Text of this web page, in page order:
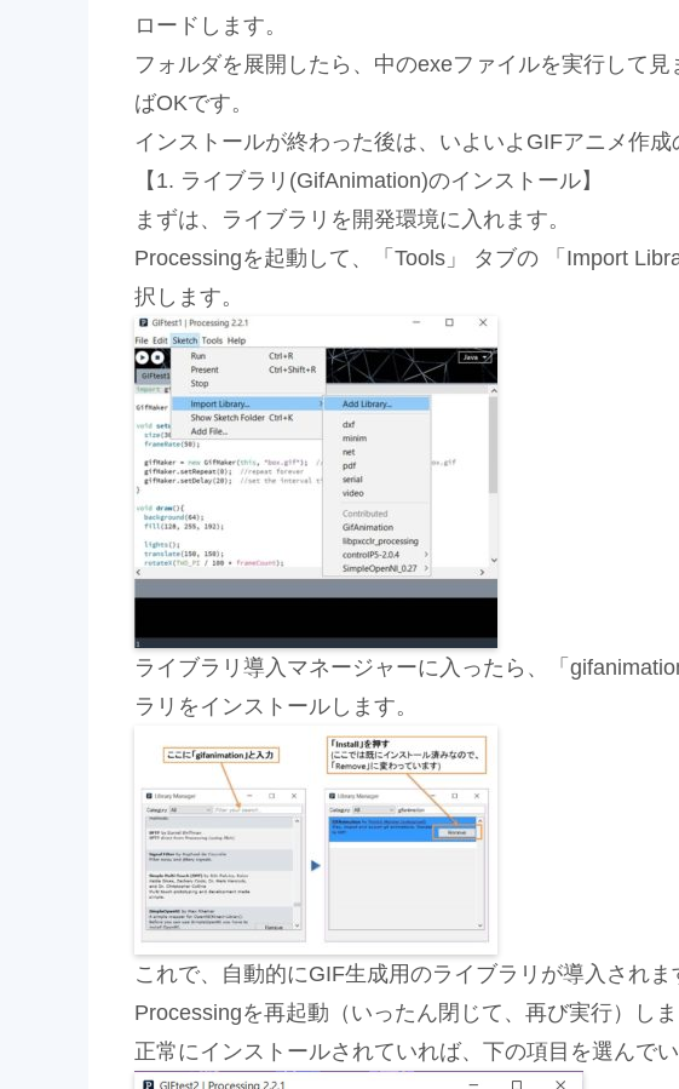
ロードします。
フォルダを展開したら、中のexeファイルを実行して
ばOKです。
インストールが終わった後は、いよいよGIFアニメ作成
【1. ライブラリ(GifAnimation)のインストール】
まずは、ライブラリを開発環境に入れます。
Processingを起動して、「Tools」 タブの 「Import
択します。
ライブラリ導入マネージャーに入ったら、「
ラリをインストールします。
これで、自動的にGIF生成用のライブラリが導入されま
Processingを再起動（いったん閉じて、再び実行）しま
正常にインストールされていれば、下の項目を選んで